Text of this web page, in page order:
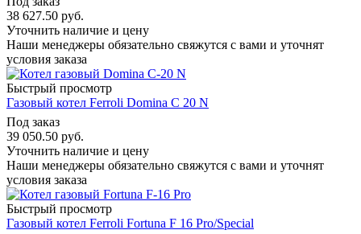
38 627.50 руб.
Уточнить наличие и цену
Наши менеджеры обязательно свяжутся с вами и уточнят
условия заказа
Быстрый просмотр
Газовый котел Ferroli Domina C 20 N
Под заказ
39 050.50 руб.
Уточнить наличие и цену
Наши менеджеры обязательно свяжутся с вами и уточнят
условия заказа
Быстрый просмотр
Газовый котел Ferroli Fortuna F 16 Pro/Special